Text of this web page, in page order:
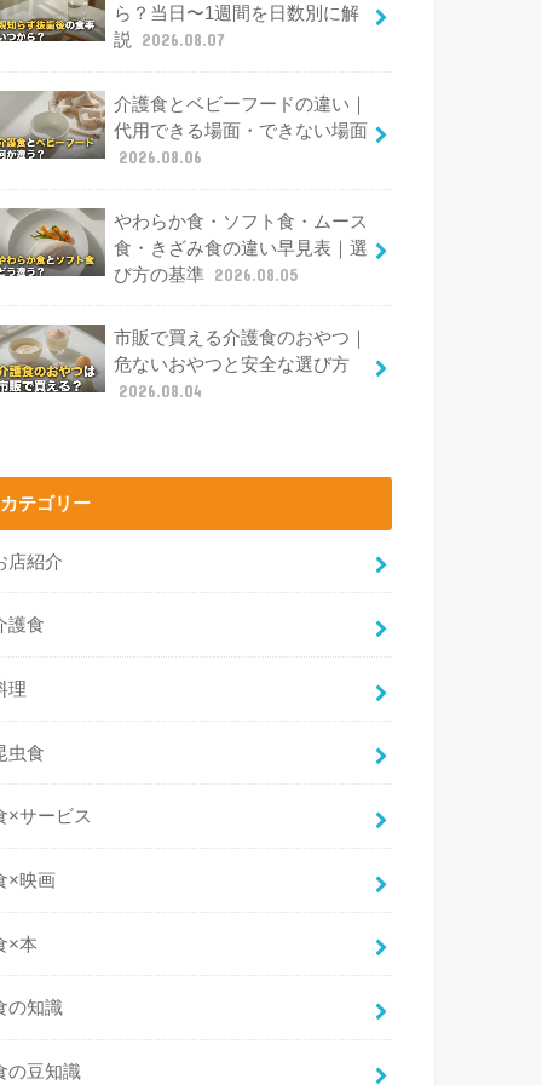
ら？当日〜1週間を日数別に解
説 2026.08.07
介護食とベビーフードの違い｜
代用できる場面・できない場面
2026.08.06
やわらか食・ソフト食・ムース
食・きざみ食の違い早見表｜選
び方の基準 2026.08.05
市販で買える介護食のおやつ｜
危ないおやつと安全な選び方
2026.08.04
カテゴリー
店紹介
護食
理
虫食
×サービス
×映画
×本
の知識
の豆知識